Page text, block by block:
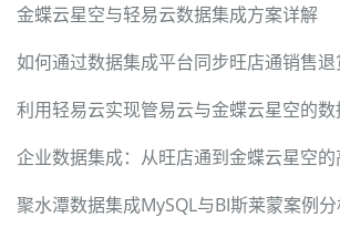
金蝶云星空与轻易云数据集成方案详解
如何通过数据集成平台同步旺店通销售
企业数据集成：从旺店通到金蝶云星空
聚水潭数据集成MySQL与BI斯莱蒙案例